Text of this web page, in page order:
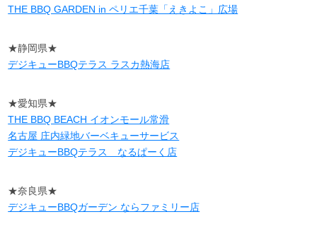
THE BBQ GARDEN in ペリエ千葉「えきよこ」広場
★静岡県★
デジキューBBQテラス ラスカ熱海店
★愛知県★
THE BBQ BEACH イオンモール常滑
名古屋 庄内緑地バーベキューサービス
デジキューBBQテラス なるぱーく店
★奈良県★
デジキューBBQガーデン ならファミリー店